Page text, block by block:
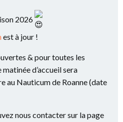
2026
est à jour !
& pour toutes les
d’accueil sera
au Nauticum de Roanne (date
nous contacter sur la page